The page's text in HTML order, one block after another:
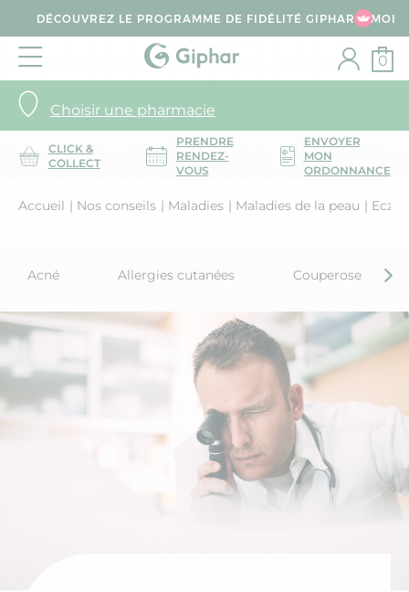
DÉCOUVREZ LE PROGRAMME DE FIDÉLITÉ GIPHAR & MOI
Choisir une pharmacie
0
CLICK &
COLLECT
PRENDRE
RENDEZ-
VOUS
ENVOYER
MON
ORDONNANCE
Accueil Nos conseils Maladies Maladies de la peau
Acné Allergies cutanées Couperose